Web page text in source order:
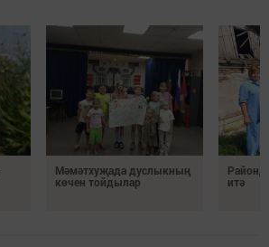
Мәмәтхуҗада дуслыкның
көчен тойдылар
итә